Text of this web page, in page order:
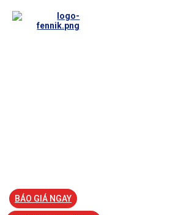
BÁO GIÁ NGAY